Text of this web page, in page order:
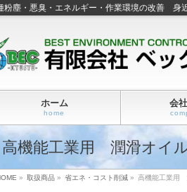
粉塵・悪臭・エネルギー・作業環境の改善 身
ホーム
home
会
高機能工業用 潤滑オイ
» 取扱商品 » 省エネ・コスト削減 » 高機能工業用